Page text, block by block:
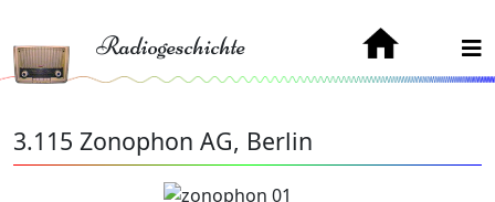
Radiogeschichte
3.115 Zonophon AG, Berlin